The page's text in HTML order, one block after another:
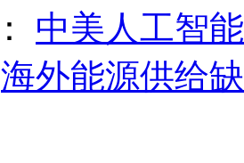
： 中美人工智
海外能源供给